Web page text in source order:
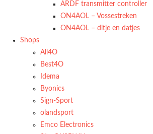
ARDF transmitter controller
ON4AOL – Vossestreken
ON4AOL – ditje en datjes
Shops
All4O
Best4O
Idema
Byonics
Sign-Sport
olandsport
Emco Electronics